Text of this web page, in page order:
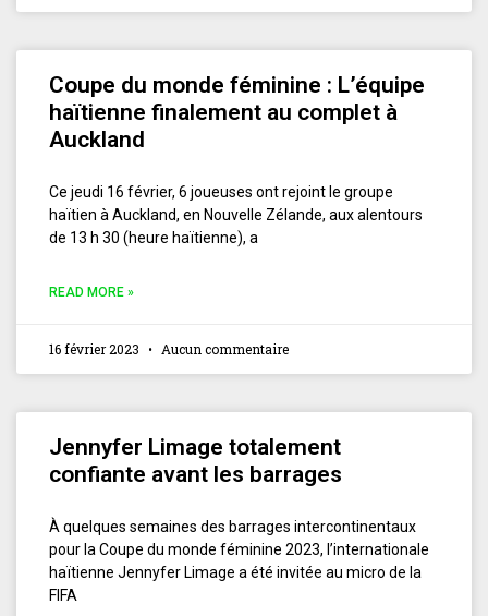
Coupe du monde féminine : L’équipe
haïtienne finalement au complet à
Auckland
Ce jeudi 16 février, 6 joueuses ont rejoint le groupe
haïtien à Auckland, en Nouvelle Zélande, aux alentours
de 13 h 30 (heure haïtienne), a
READ MORE »
16 février 2023 Aucun commentaire
Jennyfer Limage totalement
confiante avant les barrages
À quelques semaines des barrages intercontinentaux
pour la Coupe du monde féminine 2023, l’internationale
haïtienne Jennyfer Limage a été invitée au micro de la
FIFA